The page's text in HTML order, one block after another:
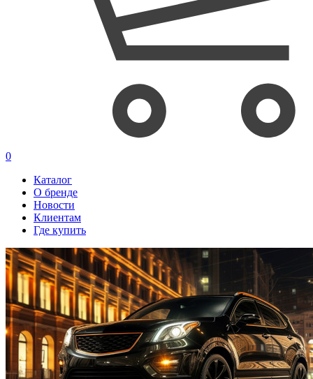
0
Каталог
О бренде
Новости
Клиентам
Где купить